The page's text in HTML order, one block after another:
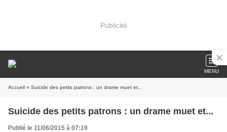
Publicité
MENU
Accueil » Suicide des petits patrons : un drame muet et...
Suicide des petits patrons : un drame muet et...
Publié le 11/06/2015 à 07:19